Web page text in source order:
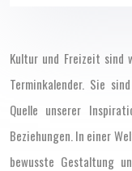
Kultur und Freizeit sind
Terminkalender. Sie
Quelle unserer
Beziehungen. In einer
bewusste Gestaltung